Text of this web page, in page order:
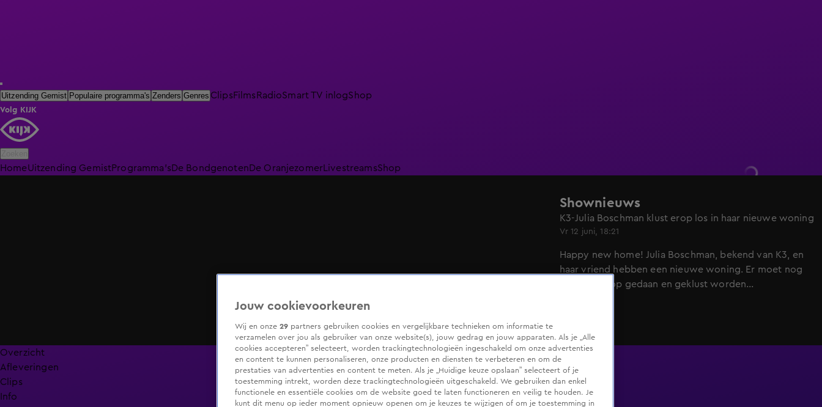
Uitzending Gemist Populaire programma's Zenders Genres ClipsFilmsRadioSmart TV inlogShop
Volg KIJK
HomeUitzending GemistProgramma'sDe BondgenotenDe Oranjezomer LivestreamsShop
Shownieuws
K3-Julia Boschman klust erop los in haar nieuwe woning
Vr 12 juni, 18:21
Happy new home! Julia Boschman, bekend van K3, en
haar vriend hebben een nieuwe woning. Er moet nog
wel een hoop gedaan en geklust worden...
Overzicht
Afleveringen
Clips
Info
Jouw cookievoorkeuren
Wij en onze 29 partners gebruiken cookies en vergelijkbare technieken om informatie te
verzamelen over jou als gebruiker van onze website(s), jouw gedrag en jouw apparaten. Als je „Alle
cookies accepteren” selecteert, worden trackingtechnologieën ingeschakeld om onze advertenties
en content te kunnen personaliseren, onze producten en diensten te verbeteren en om de
prestaties van advertenties en content te meten. Als je „Huidige keuze opslaan” selecteert of je
toestemming intrekt, worden deze trackingtechnologieën uitgeschakeld. We gebruiken dan enkel
functionele en essentiële cookies om de website goed te laten functioneren en veilig te houden. Je
kunt dit menu op ieder moment opnieuw openen om je keuzes te wijzigen of om je toestemming in